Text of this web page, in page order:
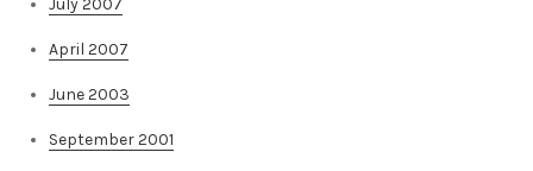
April 2007
June 2003
September 2001